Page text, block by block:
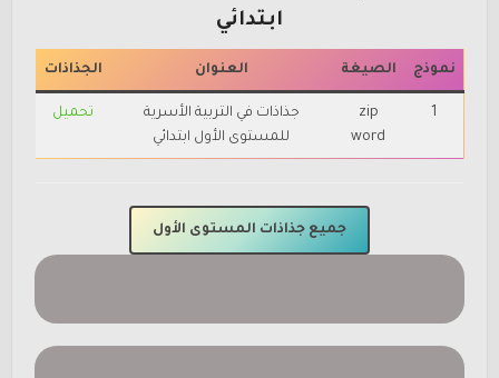
ابتدائي
نموذج الصيغة العنوان الجذاذات
1
zip
word
جذاذات في التربية الأسرية
للمستوى الأول ابتدائي
تحميل
جميع جذاذات المستوى الأول